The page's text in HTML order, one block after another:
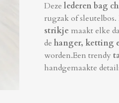
Deze lederen bag
rugzak of sleutelbos.
strikje maakt elke
de hanger, ketting
worden.Een trendy
handgemaakte